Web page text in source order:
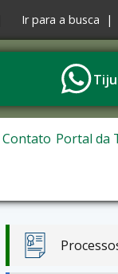
Ir para a busca |
Contato Portal da